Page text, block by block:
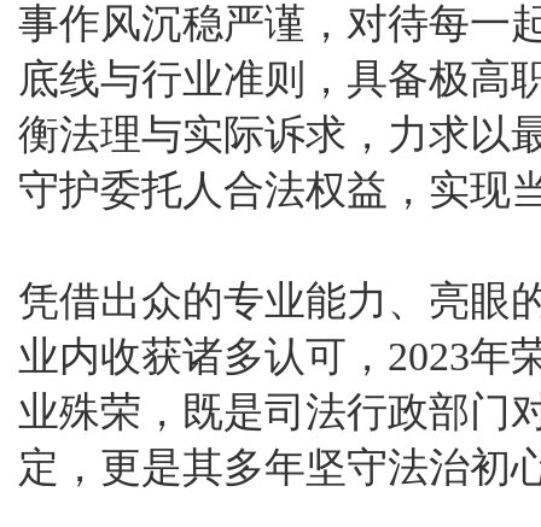
事作风沉稳严谨，对待每一
底线与行业准则，具备极高
衡法理与实际诉求，力求以
守护委托人合法权益，实现
凭借出众的专业能力、亮眼
业内收获诸多认可，2023年
业殊荣，既是司法行政部门
定，更是其多年坚守法治初